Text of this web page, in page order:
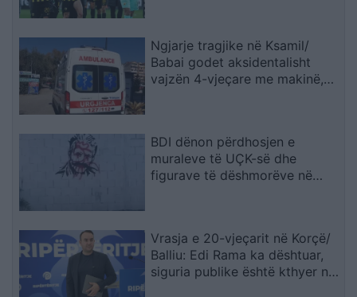
Ngjarje tragjike në Ksamil/
Babai godet aksidentalisht
vajzën 4-vjeçare me makinë,
BDI dënon përdhosjen e
muraleve të UÇK-së dhe
figurave të dëshmorëve në
Vrasja e 20-vjeçarit në Korçë/
Balliu: Edi Rama ka dështuar,
siguria publike është kthyer në